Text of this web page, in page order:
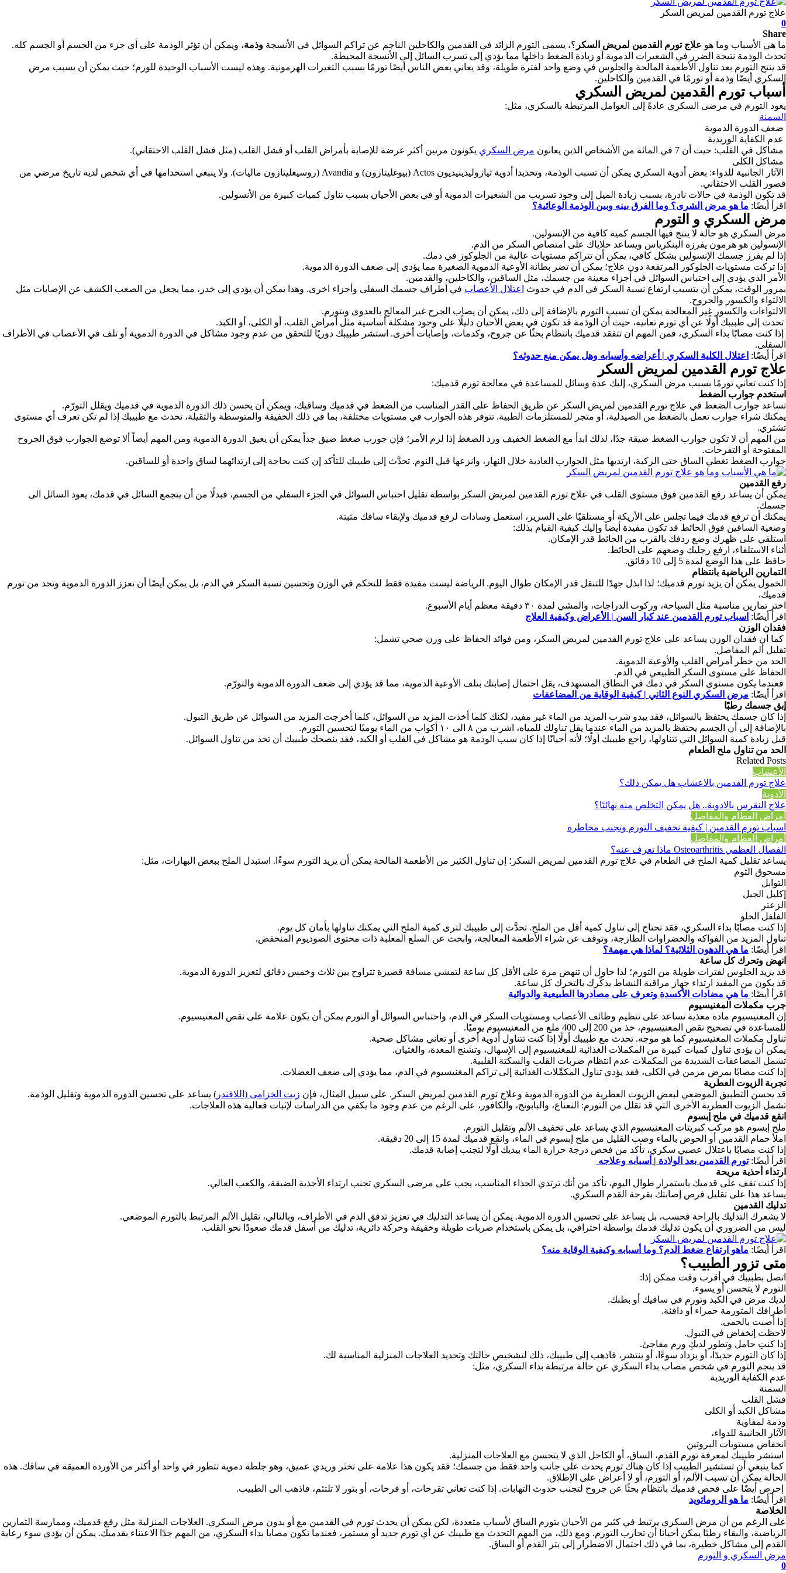
علاج تورم القدمين لمريض السكر
0
Share
ما هي الأسباب وما هو علاج تورم القدمين لمريض السكر ؟، يسمى التورم الزائد في القدمين والكاحلين الناجم عن تراكم السوائل في الأنسجة وذمة، ويمكن أن تؤثر الوذمة على أي جزء من الجسم أو الجسم كله.
تحدث الوذمة نتيجة الضرر في الشعيرات الدموية أو زيادة الضغط داخلها مما يؤدي إلى تسرب السائل إلى الأنسجة المحيطة.
قد ينتج التورم بعد تناول الأطعمة المالحة والجلوس في وضع واحد لفترة طويلة، وقد يعاني بعض الناس أيضًا تورمًا بسبب التغيرات الهرمونية. وهذه ليست الأسباب الوحيدة للورم؛ حيث يمكن أن يسبب مرض
السكري أيضًا وذمة أو تورمًا في القدمين والكاحلين.
أسباب تورم القدمين لمريض السكري
يعود التورم في مرضى السكري عادةً إلى العوامل المرتبطة بالسكري، مثل:
السمنة
ضعف الدورة الدموية
عدم الكفاية الوريدية
مشاكل في القلب: حيث أن 7 في المائة من الأشخاص الذين يعانون
مرض السكري يكونون مرتين أكثر عرضة للإصابة بأمراض القلب أو فشل القلب (مثل فشل القلب الاحتقاني).
مشاكل الكلى
الآثار الجانبية للدواء: بعض أدوية السكري يمكن أن تسبب الوذمة، وتحديدا أدوية ثيازوليدينيديون Actos (بيوغليتازون) و Avandia (روسيغليتازون ماليات). ولا ينبغي استخدامها في أي شخص لديه تاريخ مرضي من
قصور القلب الاحتقاني.
قد تكون الوذمة في حالات نادرة، بسبب زيادة الميل إلى وجود تسريب من الشعيرات الدموية أو في بعض الأحيان بسبب تناول كميات كبيرة من الأنسولين.
اقرأ أيضًا: ما هو مرض الشرى؟ وما الفرق بينه وبين الوذمة الوعائية؟
مرض السكري و التورم
مرض السكري هو حالة لا ينتج فيها الجسم كمية كافية من الإنسولين.
الإنسولين هو هرمون يفرزه البنكرياس ويساعد خلاياك على امتصاص السكر من الدم.
إذا لم يفرز جسمك الإنسولين بشكل كافي، يمكن أن تتراكم مستويات عالية من الجلوكوز في دمك.
إذا تركت مستويات الجلوكوز المرتفعة دون علاج؛ يمكن أن تضر بطانة الأوعية الدموية الصغيرة مما يؤدي إلى ضعف الدورة الدموية.
الأمر الذي يؤدي إلى احتباس السوائل في أجزاء معينة من جسمك، مثل الساقين، والكاحلين، والقدمين.
بمرور الوقت، يمكن أن يتسبب ارتفاع نسبة السكر في الدم في حدوث
اعتلال الأعصاب في أطراف جسمك السفلى وأجزاء اخرى. وهذا يمكن أن يؤدي إلى خدر، مما يجعل من الصعب الكشف عن الإصابات مثل
الالتواء والكسور والجروح.
الالتواءات والكسور غير المعالجة يمكن أن تسبب التورم بالإضافة إلى ذلك، يمكن أن يصاب الجرح غير المعالج بالعدوى ويتورم.
تحدث إلى طبيبك أولًا عن أي تورم تعانيه، حيث أن الوذمة قد تكون في بعض الأحيان دليلًا على وجود مشكلة أساسية مثل أمراض القلب، أو الكلى، أو الكبد.
إذا كنت مصابًا بداء السكري، فمن المهم ان تتفقد قدميك بانتظام بحثًا عن جروح، وكدمات، وإصابات أخرى. استشر طبيبك دوريًا للتحقق من عدم وجود مشاكل في الدورة الدموية أو تلف في الأعصاب في الأطراف
السفلى.
اقرأ أيضًا: اعتلال الكلية السكري | أعراضه وأسبابه وهل يمكن منع حدوثه؟
علاج تورم القدمين لمريض السكر
إذا كنت تعاني تورمًا بسبب مرض السكري، إليك عدة وسائل للمساعدة في معالجة تورم قدميك:
استخدم جوارب الضغط
تساعد جوارب الضغط في علاج تورم القدمين لمريض السكر عن طريق الحفاظ على القدر المناسب من الضغط في قدميك وساقيك، ويمكن أن يحسن ذلك الدورة الدموية في قدميك ويقلل التورّم.
يمكنك شراء جوارب تعمل بالضغط من الصيدلية، أو متجر للمستلزمات الطبية. تتوفر هذه الجوارب في مستويات مختلفة، بما في ذلك الخفيفة والمتوسطة والثقيلة، تحدث مع طبيبك إذا لم تكن تعرف أي مستوى
تشتري.
من المهم أن لا تكون جوارب الضغط ضيقة جدًا، لذلك ابدأ مع الضغط الخفيف وزد الضغط إذا لزم الأمر؛ فإن جورب ضغط ضيق جداً يمكن أن يعيق الدورة الدموية ومن المهم أيضاً ألا توضع الجوارب فوق الجروح
المفتوحة أو التقرحات.
جوارب الضغط تغطي الساق حتى الركبة، ارتديها مثل الجوارب العادية خلال النهار، وانزعها قبل النوم. تحدَّث إلى طبيبك للتأكد إن كنت بحاجة إلى ارتدائهما لساق واحدة أو للساقين.
رفع القدمين
يمكن أن يساعد رفع القدمين فوق مستوى القلب في علاج تورم القدمين لمريض السكر بواسطة تقليل احتباس السوائل في الجزء السفلي من الجسم، فبدلًا من أن يتجمع السائل في قدمك، يعود السائل الى
جسمك.
يمكنك أن ترفع قدمك فيما تجلس على الأريكة أو مستلقيًا على السرير، استعمل وسادات لرفع قدميك ولإبقاء ساقك مثبتة.
وضعية الساقين فوق الحائط قد تكون مفيدة أيضاً وإليك كيفية القيام بذلك:
استلقي على ظهرك وضع ردفك بالقرب من الحائط قدر الإمكان.
أثناء الاستلقاء، ارفع رجليك وضعهم على الحائط.
حافظ على هذا الوضع لمدة 5 إلى 10 دقائق.
التمارين الرياضية بانتظام
الخمول يمكن أن يزيد تورم قدميك؛ لذا ابذل جهدًا للتنقل قدر الإمكان طوال اليوم. الرياضة ليست مفيدة فقط للتحكم في الوزن وتحسين نسبة السكر في الدم، بل يمكن أيضًا أن تعزز الدورة الدموية وتحد من تورم
قدميك.
اختر تمارين مناسبة مثل السباحة، وركوب الدراجات، والمشي لمدة ٣٠ دقيقة معظم أيام الأسبوع.
اقرأ أيضًا: اسباب تورم القدمين عند كبار السن | الأعراض وكيفية العلاج
فقدان الوزن
كما أن فقدان الوزن يساعد على علاج تورم القدمين لمريض السكر، ومن فوائد الحفاظ على وزن صحي تشمل:
تقليل ألم المفاصل.
الحد من خطر أمراض القلب والأوعية الدموية.
الحفاظ على مستوى السكر الطبيعي في الدم.
فعندما يكون مستوى السكر في دمك في النطاق المستهدف، يقل احتمال إصابتك بتلف الأوعية الدموية، مما قد يؤدي إلى ضعف الدورة الدموية والتورّم.
اقرأ أيضًا: مرض السكري النوع الثاني | كيفية الوقاية من المضاعفات
إبق جسمك رطبًا
إذا كان جسمك يحتفظ بالسوائل، فقد يبدو شرب المزيد من الماء غير مفيد، لكنك كلما أخذت المزيد من السوائل، كلما أخرجت المزيد من السوائل عن طريق التبول.
بالإضافة إلى أن الجسم يحتفظ بالمزيد من الماء عندما يقل تناولك للمياه، اشرب من ٨ الى ١٠ أكواب من الماء يوميًا لتحسين التورم.
قبل زيادة كمية السوائل التي تتناولها، راجع طبيبك أولًا؛ لأنه أحيانًا إذا كان سبب الوذمة هو مشاكل في القلب أو الكبد، فقد ينصحك طبيبك أن تحد من تناول السوائل.
الحد من تناول ملح الطعام
Related Posts
الأعشاب
علاج تورم القدمين بالاعشاب هل يمكن ذلك؟
الأدوية
علاج النقرس بالادوية.. هل يمكن التخلص منه نهائيًا؟
أمراض العظام والمفاصل
اسباب تورم القدمين | كيفية تخفيف التورم وتجنب مخاطره
أمراض العظام والمفاصل
الفصال العظمي Osteoarthritis ماذا تعرف عنه؟
يساعد تقليل كمية الملح في الطعام في علاج تورم القدمين لمريض السكر؛ إن تناول الكثير من الأطعمة المالحة يمكن أن يزيد التورم سوءًا. استبدل الملح ببعض البهارات، مثل:
مسحوق الثوم
التوابل
إكليل الجبل
الزعتر
الفلفل الحلو
إذا كنت مصابًا بداء السكري، فقد تحتاج إلى تناول كمية أقل من الملح. تحدَّث إلى طبيبك لترى كمية الملح التي يمكنك تناولها بأمان كل يوم.
تناول المزيد من الفواكه والخضراوات الطازجة، وتوقف عن شراء الأطعمة المعالجة، وابحث عن السلع المعلبة ذات محتوى الصوديوم المنخفض.
اقرأ أيضًا: ما هي الدهون الثلاثية؟ لماذا هي مهمة؟
انهض وتحرك كل ساعة
قد يزيد الجلوس لفترات طويلة من التورم؛ لذا حاول أن تنهض مرة على الأقل كل ساعة لتمشي مسافة قصيرة تتراوح بين ثلاث وخمس دقائق لتعزيز الدورة الدموية.
قد يكون من المفيد ارتداء جهاز مراقبة النشاط يذكّرك بالتحرك كل ساعة.
اقرأ أيضًا: ما هي مضادات الأكسدة وتعرف على مصادرها الطبيعية والدوائية
جرب مكملات المغنيسيوم
إن المغنيسيوم مادة مغذية تساعد على تنظيم وظائف الأعصاب ومستويات السكر في الدم، واحتباس السوائل أو التورم يمكن أن يكون علامة على نقص المغنيسيوم.
للمساعدة في تصحيح نقص المغنيسيوم، خذ من 200 إلى 400 ملغ من المغنيسيوم يوميًا.
تناول مكملات المغنيسيوم كما هو موجه. تحدث مع طبيبك أولًا إذا كنت تتناول أدوية أخرى أو تعاني مشاكل صحية.
يمكن أن يؤدي تناول كميات كبيرة من المكملات الغذائية للمغنيسيوم إلى الإسهال، وتشنج المعدة، والغثيان.
تشمل المضاعفات الشديدة من المكملات عدم انتظام ضربات القلب والسكتة القلبية.
إذا كنت مصابًا بمرض مزمن في الكلى، فقد يؤدي تناول المكمِّلات الغذائية إلى تراكم المغنيسيوم في الدم، مما يؤدي إلى ضعف العضلات.
تجربة الزيوت العطرية
قد يحسن التطبيق الموضعي لبعض الزيوت العطرية من الدورة الدموية وعلاج تورم القدمين لمريض السكر. على سبيل المثال، فإن زيت الخزامى (اللافندر ) يساعد على تحسين الدورة الدموية وتقليل الوذمة.
تشمل الزيوت العطرية الأخرى التي قد تقلل من التورم: النعناع، والبابونج، والكافور، على الرغم من عدم وجود ما يكفي من الدراسات لإثبات فعالية هذه العلاجات.
انقع قدميك في ملح إبسوم
ملح إبسوم هو مركب كبريتات المغنيسيوم الذي يساعد على تخفيف الألم وتقليل التورم.
املأ حمام القدمين أو الحوض بالماء وصب القليل من ملح إبسوم في الماء، وانقع قدميك لمدة 15 إلى 20 دقيقة.
إذا كنت مصابًا باعتلال عصبي سكري، تأكد من فحص درجة حرارة الماء بيديك أولًا لتجنب إصابة قدمك.
اقرأ أيضًا:تورم القدمين بعد الولادة | أسبابه وعلاجه
ارتداء أحذية مريحة
إذا كنت تقف على قدميك باستمرار طوال اليوم، تأكد من أنك ترتدي الحذاء المناسب، يجب على مرضى السكري تجنب ارتداء الأحذية الضيقة، والكعب العالي.
يساعد هذا على تقليل فرص إصابتك بقرحة القدم السكري.
تدليك القدمين
لا يشعرك التدليك بالراحة فحسب، بل يساعد على تحسين الدورة الدموية. يمكن أن يساعد التدليك في تعزيز تدفق الدم في الأطراف، وبالتالي، تقليل الألم المرتبط بالتورم الموضعي.
ليس من الضروري أن يكون تدليك قدمك بواسطة احترافي، بل يمكن باستخدام ضربات طويلة وخفيفة وحركة دائرية، تدليك من أسفل قدمك صعودًا نحو القلب.
اقرأ أيضًا: ماهو ارتفاع ضغط الدم؟ وما أسبابه وكيفية الوقاية منه؟
متى تزور الطبيب؟
اتصل بطبيبك في أقرب وقت ممكن إذا:
التورم لا يتحسن أو يسوء.
لديك مرض في الكبد وتورم في ساقيك أو بطنك.
أطرافك المتورمة حمراء أو دافئة.
إذا أصبت بالحمى.
لاحظت إنخفاض في التبول.
إذا كنتِ حامل وتطور لديكِ ورم مفاجئ.
إذا كان التورم جديدًا، أو يزداد سوءًا، أو ينتشر، فاذهب إلى طبيبك، ذلك لتشخيص حالتك وتحديد العلاجات المنزلية المناسبة لك.
قد ينجم التورم في شخص مصاب بداء السكري عن حالة مرتبطة بداء السكري، مثل:
عدم الكفاية الوريدية
السمنة
فشل القلب
مشاكل الكبد أو الكلى
وذمة لمفاوية
الآثار الجانبية للدواء،
انخفاض مستويات البروتين
استشر طبيبك لمعرفة تورم القدم، الساق، أو الكاحل الذي لا يتحسن مع العلاجات المنزلية.
كما ينبغي أن تستشير الطبيب إذا كان هناك تورم يحدث على جانب واحد فقط من جسمك؛ فقد يكون هذا علامة على تخثر وريدي عميق، وهو جلطة دموية تتطور في واحد أو أكثر من الأوردة العميقة في ساقك. هذه
الحالة يمكن أن تسبب الألم، أو التورم، أو لا أعراض على الإطلاق.
إحرص أيضًا على فحص قدميك بانتظام بحثًا عن جروح لتجنب حدوث التهابات. إذا كنت تعاني تقرحات، أو قرحات، أو بثور لا تلتئم، فاذهب الى الطبيب.
اقرأ أيضًا: ما هو الروماتويد
الخلاصة
على الرغم من أن مرض السكري يرتبط في كثير من الأحيان بتورم الساق لأسباب متعددة، لكن يمكن أن يحدث تورم في القدمين مع أو بدون مرض السكري. العلاجات المنزلية مثل رفع قدميك، وممارسة التمارين
الرياضية، والبقاء رطبًا يمكن أحيانا أن تحارب التورم. ومع ذلك، من المهم التحدث مع طبيبك عن أي تورم جديد أو مستمر، فعندما تكون مصابا بداء السكري، من المهم جدًا الاعتناء بقدميك. يمكن أن يؤدي سوء رعاية
القدم إلى مشاكل خطيرة، بما في ذلك احتمال الاضطرار إلى بتر القدم أو الساق.
مرض السكري و التورم
0